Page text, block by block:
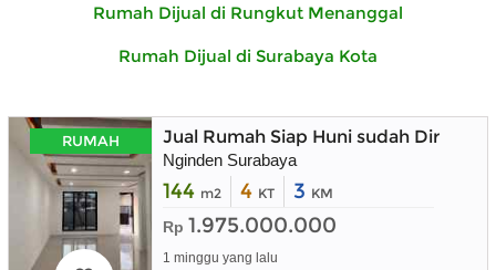
Rumah Dijual di Rungkut Menanggal
Rumah Dijual di Surabaya Kota
RUMAH Jual Rumah Siap Huni sudah
Nginden Surabaya
144 m2 4 KT 3 KM
Rp 1.975.000.000
1 minggu yang lalu